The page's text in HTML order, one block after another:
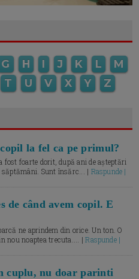
G H I J K L
M
T U V X Y Z
la fel ca pe primul?
fost foarte dorit, după ani de așteptări
Sunt însărc... | Raspunde |
de când avem copil. E
ne aprindem din orice. Un ton. O
nou noaptea trecuta.... |Raspunde |
cuplu, nu doar parinti